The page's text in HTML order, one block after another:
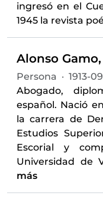
ingresó en el
1945 la revista
Persona · 1913-
Abogado,
español. Nació
la carrera de
Estudios
Escorial y
Universidad de
más